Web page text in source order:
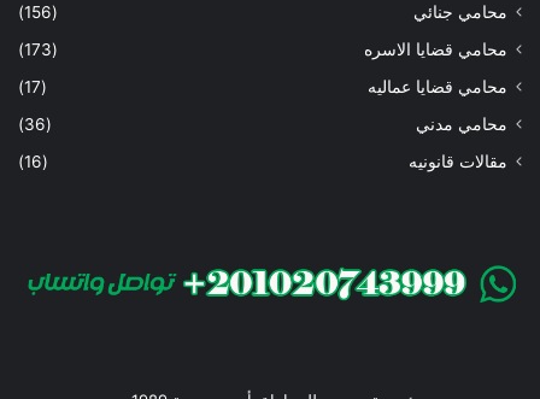
محامي جنائي
(156)
محامي قضايا الاسره
(173)
محامي قضايا عماليه
(17)
محامي مدني
(36)
مقالات قانونيه
(16)